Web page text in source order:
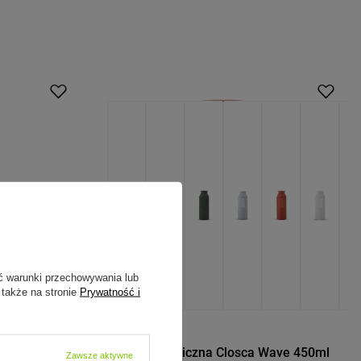
Butelka termiczna Closca Wave 450ml
warunki przechowywania lub
na stronie Prywatność i
Zawsze aktywne